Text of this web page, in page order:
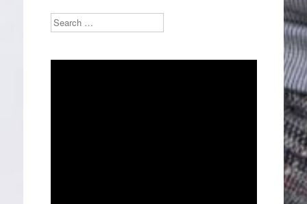
Search